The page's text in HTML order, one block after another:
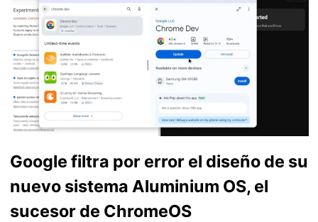
Google filtra por error el diseño de su
nuevo sistema Aluminium OS, el
sucesor de ChromeOS